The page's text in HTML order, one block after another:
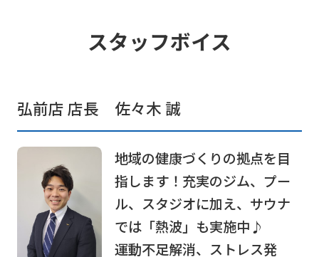
スタッフボイス
弘前店 店長 佐々木 誠
地域の健康づくりの拠点を目
指します！充実のジム、プー
ル、スタジオに加え、サウナ
では「熱波」も実施中♪
運動不足解消、ストレス発
official
website
is
automatically
translated
into
English.